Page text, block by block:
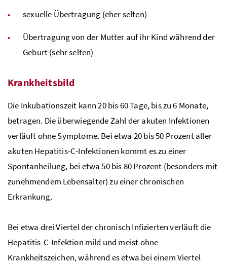
sexuelle Übertragung (eher selten)
Übertragung von der Mutter auf ihr Kind während der
Geburt (sehr selten)
Krankheitsbild
Die Inkubationszeit kann 20 bis 60 Tage, bis zu 6 Monate,
betragen. Die überwiegende Zahl der akuten Infektionen
verläuft ohne Symptome. Bei etwa 20 bis 50 Prozent aller
akuten Hepatitis-C-Infektionen kommt es zu einer
Spontanheilung, bei etwa 50 bis 80 Prozent (besonders mit
zunehmendem Lebensalter) zu einer chronischen
Erkrankung.
Bei etwa drei Viertel der chronisch Infizierten verläuft die
Hepatitis-C-Infektion mild und meist ohne
Krankheitszeichen, während es etwa bei einem Viertel